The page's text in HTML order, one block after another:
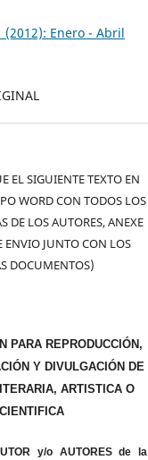
(2012): Enero - Abril
EL SIGUIENTE TEXTO EN
WORD CON TODOS LOS
DE LOS AUTORES, ANEXE
ENVIO JUNTO CON LOS
DOCUMENTOS)
PARA REPRODUCCIÓN,
Y DIVULGACIÓN DE
ARTISTICA O
CIENTIFICA
y/o AUTORES de la